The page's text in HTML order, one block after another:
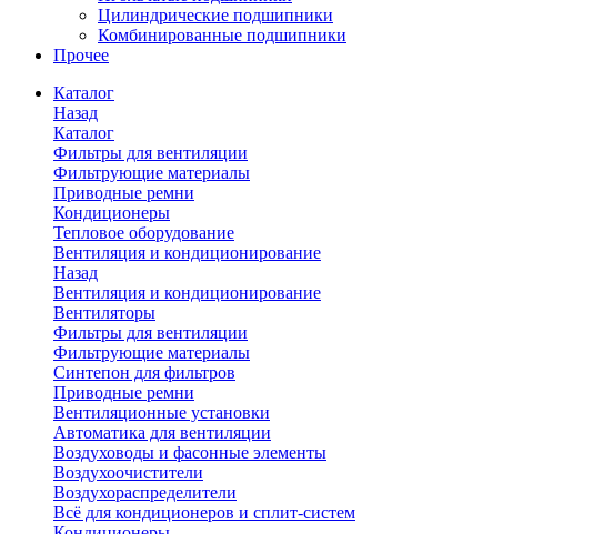
Цилиндрические подшипники
Комбинированные подшипники
Прочее
Каталог
Назад
Каталог
Фильтры для вентиляции
Фильтрующие материалы
Приводные ремни
Кондиционеры
Тепловое оборудование
Вентиляция и кондиционирование
Назад
Вентиляция и кондиционирование
Вентиляторы
Фильтры для вентиляции
Фильтрующие материалы
Синтепон для фильтров
Приводные ремни
Вентиляционные установки
Автоматика для вентиляции
Воздуховоды и фасонные элементы
Воздухоочистители
Воздухораспределители
Всё для кондиционеров и сплит-систем